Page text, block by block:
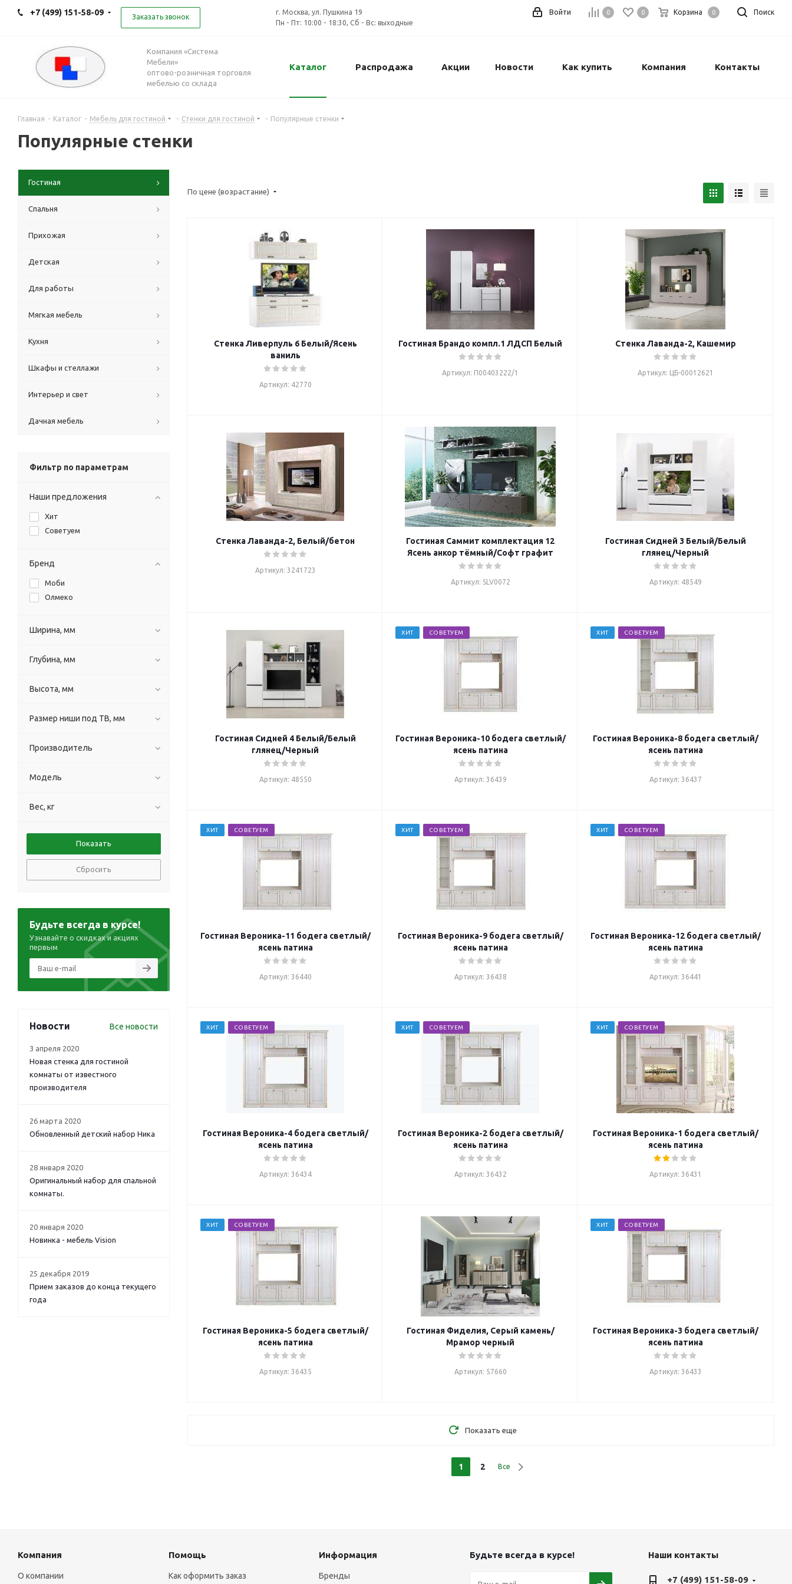
+7 (499) 151-58-09 Заказать звонок
г. Москва, ул. Пушкина 19
Пн - Пт: 10:00 - 18:30, Сб - Вс: выходные
Поиск
0 0 Корзина 0
Войти
Компания «Система
Мебели»
оптово-розничная торговля
мебелью со склада
Каталог Распродажа Акции Новости Как купить Компания Контакты
Главная - Каталог - Мебель для гостиной - Стенки для гостиной - Популярные стенки
Популярные стенки
По цене (возрастание)
Стенка Ливерпуль 6 Белый/Ясень
ваниль
Артикул: 42770
Гостиная Брандо компл.1 ЛДСП Белый
Артикул: П00403222/1
Стенка Лаванда-2, Кашемир
Артикул: ЦБ-00012621
Стенка Лаванда-2, Белый/бетон
Артикул: 3241723
Гостиная Саммит комплектация 12
Ясень анкор тёмный/Софт графит
Артикул: SLV0072
Гостиная Сидней 3 Белый/Белый
глянец/Черный
Артикул: 48549
Гостиная Сидней 4 Белый/Белый
глянец/Черный
Артикул: 48550
ХИТ СОВЕТУЕМ
Гостиная Вероника-10 бодега светлый/
ясень патина
Артикул: 36439
ХИТ СОВЕТУЕМ
Гостиная Вероника-8 бодега светлый/
ясень патина
Артикул: 36437
ХИТ СОВЕТУЕМ
Гостиная Вероника-11 бодега светлый/
ясень патина
Артикул: 36440
ХИТ СОВЕТУЕМ
Гостиная Вероника-9 бодега светлый/
ясень патина
Артикул: 36438
ХИТ СОВЕТУЕМ
Гостиная Вероника-12 бодега светлый/
ясень патина
Артикул: 36441
ХИТ СОВЕТУЕМ
Гостиная Вероника-4 бодега светлый/
ясень патина
Артикул: 36434
ХИТ СОВЕТУЕМ
Гостиная Вероника-2 бодега светлый/
ясень патина
Артикул: 36432
ХИТ СОВЕТУЕМ
Гостиная Вероника-1 бодега светлый/
ясень патина
Артикул: 36431
ХИТ СОВЕТУЕМ
Гостиная Вероника-5 бодега светлый/
ясень патина
Артикул: 36435
Гостиная Фиделия, Серый камень/
Мрамор черный
Артикул: 57660
ХИТ СОВЕТУЕМ
Гостиная Вероника-3 бодега светлый/
ясень патина
Артикул: 36433
Показать еще
1 2 Все
Гостиная
Спальня
Прихожая
Детская
Для работы
Мягкая мебель
Кухня
Шкафы и стеллажи
Интерьер и свет
Дачная мебель
Фильтр по параметрам
Наши предложения
Хит
Советуем
Бренд
Моби
Олмеко
Ширина, мм
Глубина, мм
Высота, мм
Размер ниши под ТВ, мм
Производитель
Модель
Вес, кг
Сбросить
Будьте всегда в курсе!
Узнавайте о скидках и акциях
первым
Новости Все новости
3 апреля 2020
Новая стенка для гостиной
комнаты от известного
производителя
26 марта 2020
Обновленный детский набор Ника
28 января 2020
Оригинальный набор для спальной
комнаты.
20 января 2020
Новинка - мебель Vision
25 декабря 2019
Прием заказов до конца текущего
года
Компания
О компании
Помощь
Как оформить заказ
Информация
Бренды
Будьте всегда в курсе! Наши контакты
+7 (499) 151-58-09